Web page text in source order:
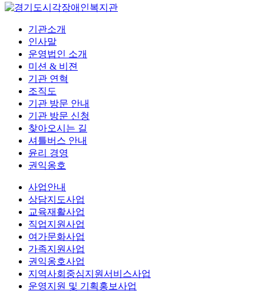
기관소개
인사말
운영법인 소개
미션 & 비젼
기관 연혁
조직도
기관 방문 안내
기관 방문 신청
찾아오시는 길
셔틀버스 안내
윤리 경영
권익옹호
사업안내
상담지도사업
교육재활사업
직업지원사업
여가문화사업
가족지원사업
권익옹호사업
지역사회중심지원서비스사업
운영지원 및 기획홍보사업